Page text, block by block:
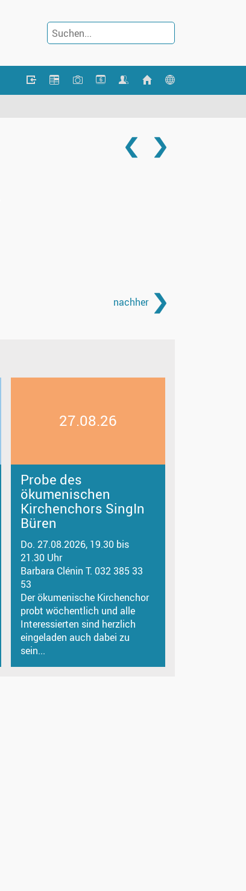
6
nachher
27.08.26
Probe des
ökumenischen
Kirchenchors SingIn
Büren
Do. 27.08.2026, 19.30 bis
21.30 Uhr
Barbara Clénin T. 032 385 33
53
Der ökumenische Kirchenchor
probt wöchentlich und alle
Interessierten sind herzlich
eingeladen auch dabei zu
sein...